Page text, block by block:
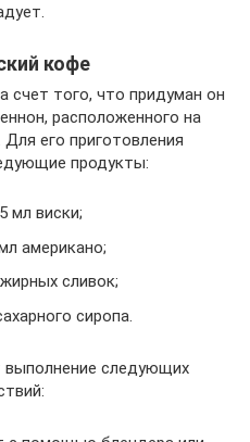
кофе
счет того, что придуман он
расположенного на
его приготовления
продукты:
мл виски;
американо;
сливок;
сиропа.
выполнение следующих